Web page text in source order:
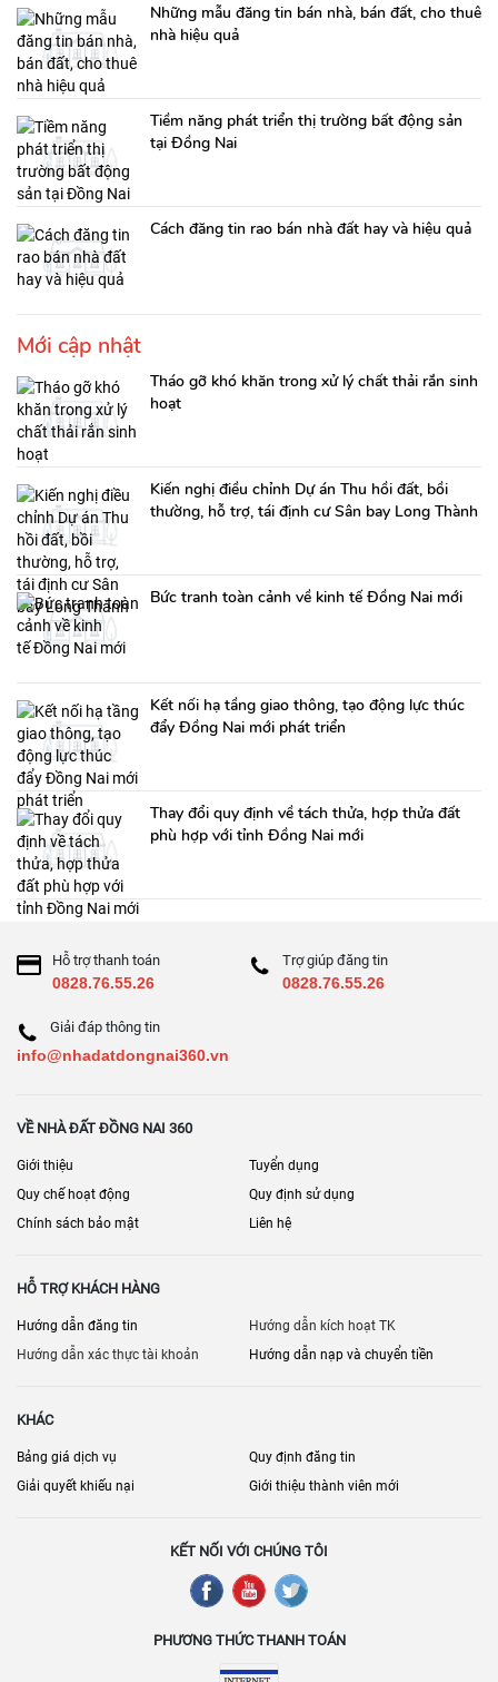
Những mẫu đăng tin bán nhà, bán đất, cho thuê
nhà hiệu quả
Tiềm năng phát triển thị trường bất động sản
tại Đồng Nai
Cách đăng tin rao bán nhà đất hay và hiệu quả
Mới cập nhật
Tháo gỡ khó khăn trong xử lý chất thải rắn sinh
hoạt
Kiến nghị điều chỉnh Dự án Thu hồi đất, bồi
thường, hỗ trợ, tái định cư Sân bay Long Thành
Bức tranh toàn cảnh về kinh tế Đồng Nai mới
Kết nối hạ tầng giao thông, tạo động lực thúc
đẩy Đồng Nai mới phát triển
Thay đổi quy định về tách thửa, hợp thửa đất
phù hợp với tỉnh Đồng Nai mới
Hỗ trợ thanh toán
0828.76.55.26
Trợ giúp đăng tin
0828.76.55.26
Giải đáp thông tin
info@nhadatdongnai360.vn
VỀ NHÀ ĐẤT ĐỒNG NAI 360
Giới thiệu
Tuyển dụng
Quy chế hoạt động
Quy định sử dụng
Chính sách bảo mật
Liên hệ
HỖ TRỢ KHÁCH HÀNG
Hướng dẫn đăng tin
Hướng dẫn kích hoạt TK
Hướng dẫn xác thực tài khoản
Hướng dẫn nạp và chuyển tiền
KHÁC
Bảng giá dịch vụ
Quy định đăng tin
Giải quyết khiếu nại
Giới thiệu thành viên mới
KẾT NỐI VỚI CHÚNG TÔI
PHƯƠNG THỨC THANH TOÁN